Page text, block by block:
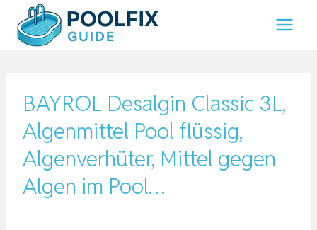
Inhalt
springen
BAYROL Desalgin Classic 3L,
Algenmittel Pool flüssig,
Algenverhüter, Mittel gegen
Algen im Pool…